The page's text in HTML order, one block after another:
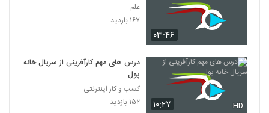
۰۳:۴۶
علم
۱۶۷ بازدید
۱۰:۲۷ HD
درس های مهم کارآفرینی از سریال خانه
پول
کسب و کار اینترنتی
۱۵۲ بازدید